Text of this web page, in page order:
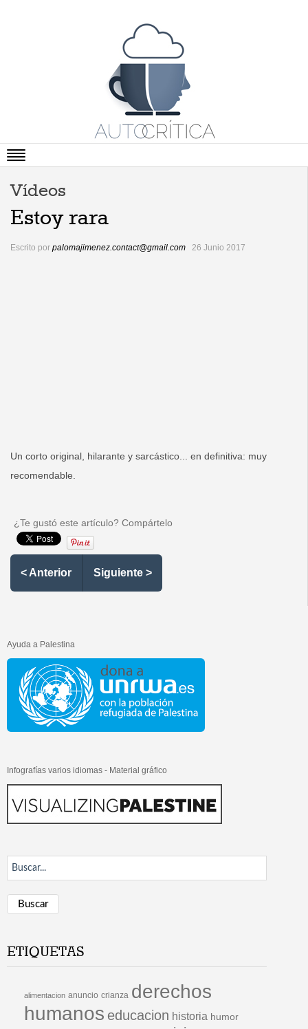
Cartas Abiertas
Vídeos
Estoy rara
Escrito por palomajimenez.contact@gmail.com 26 Junio 2017
Un corto original, hilarante y sarcástico... en definitiva: muy
recomendable.
¿Te gustó este artículo? Compártelo
< Anterior Siguiente >
Ayuda a Palestina
Infografías varios idiomas - Material gráfico
Buscar
ETIQUETAS
alimentacion anuncio crianza derechos
humanos educacion historia humor